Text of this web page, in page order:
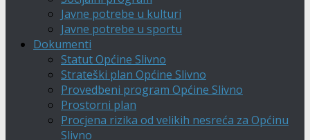
Javne potrebe u kulturi
Javne potrebe u sportu
Dokumenti
Statut Općine Slivno
Strateški plan Općine Slivno
Provedbeni program Općine Slivno
Prostorni plan
Procjena rizika od velikih nesreća za Općinu
Slivno